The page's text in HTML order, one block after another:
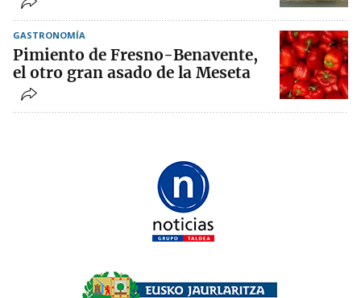
GASTRONOMÍA
Pimiento de Fresno-Benavente,
el otro gran asado de la Meseta